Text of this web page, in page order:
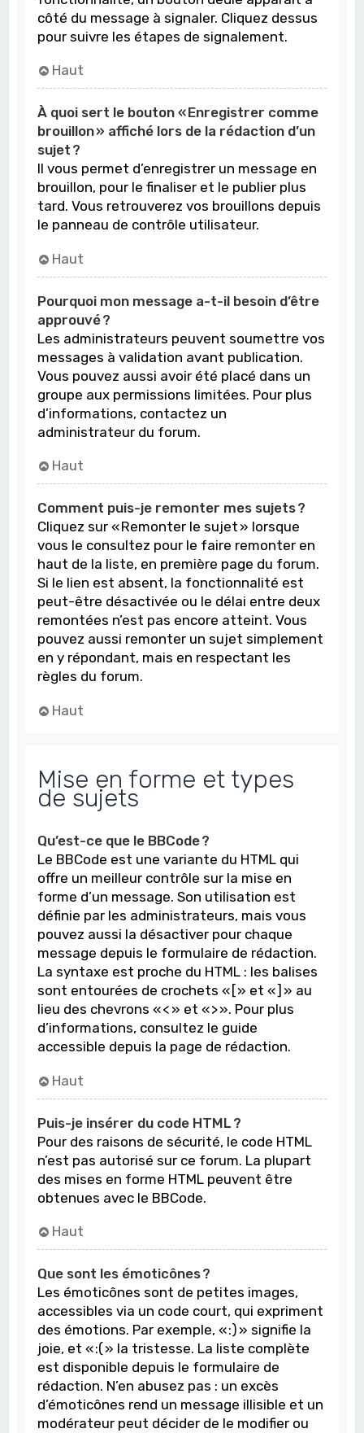
côté du message à signaler. Cliquez dessus
pour suivre les étapes de signalement.
Haut
À quoi sert le bouton « Enregistrer comme
brouillon » affiché lors de la rédaction d’un
sujet ?
Il vous permet d’enregistrer un message en
brouillon, pour le finaliser et le publier plus
tard. Vous retrouverez vos brouillons depuis
le panneau de contrôle utilisateur.
Haut
Pourquoi mon message a-t-il besoin d’être
approuvé ?
Les administrateurs peuvent soumettre vos
messages à validation avant publication.
Vous pouvez aussi avoir été placé dans un
groupe aux permissions limitées. Pour plus
d’informations, contactez un
administrateur du forum.
Haut
Comment puis-je remonter mes sujets ?
Cliquez sur « Remonter le sujet » lorsque
vous le consultez pour le faire remonter en
haut de la liste, en première page du forum.
Si le lien est absent, la fonctionnalité est
peut-être désactivée ou le délai entre deux
remontées n’est pas encore atteint. Vous
pouvez aussi remonter un sujet simplement
en y répondant, mais en respectant les
règles du forum.
Haut
Mise en forme et types
de sujets
Qu’est-ce que le BBCode ?
Le BBCode est une variante du HTML qui
offre un meilleur contrôle sur la mise en
forme d’un message. Son utilisation est
définie par les administrateurs, mais vous
pouvez aussi la désactiver pour chaque
message depuis le formulaire de rédaction.
La syntaxe est proche du HTML : les balises
sont entourées de crochets « [ » et « ] » au
lieu des chevrons « < » et « > ». Pour plus
d’informations, consultez le guide
accessible depuis la page de rédaction.
Haut
Puis-je insérer du code HTML ?
Pour des raisons de sécurité, le code HTML
n’est pas autorisé sur ce forum. La plupart
des mises en forme HTML peuvent être
obtenues avec le BBCode.
Haut
Que sont les émoticônes ?
Les émoticônes sont de petites images,
accessibles via un code court, qui expriment
des émotions. Par exemple, « :) » signifie la
joie, et « :( » la tristesse. La liste complète
est disponible depuis le formulaire de
rédaction. N’en abusez pas : un excès
d’émoticônes rend un message illisible et un
modérateur peut décider de le modifier ou